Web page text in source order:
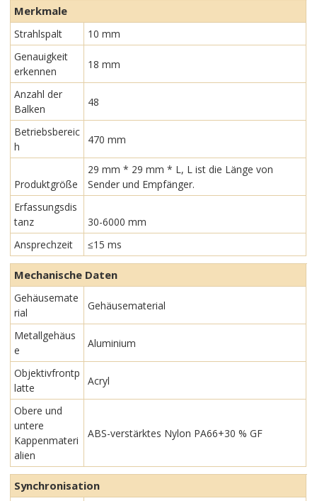
Merkmale
Strahlspalt
10 mm
Genauigkeit
erkennen
18 mm
Anzahl der
Balken
48
Betriebsbereic
h
470 mm
Produktgröße
29 mm * 29 mm * L, L ist die Länge von
Sender und Empfänger.
Erfassungsdis
tanz
30-6000 mm
Ansprechzeit
≤15 ms
Mechanische Daten
Gehäusemate
rial
Gehäusematerial
Metallgehäus
e
Aluminium
Objektivfrontp
latte
Acryl
Obere und
untere
Kappenmateri
alien
ABS-verstärktes Nylon PA66+30 % GF
Synchronisation